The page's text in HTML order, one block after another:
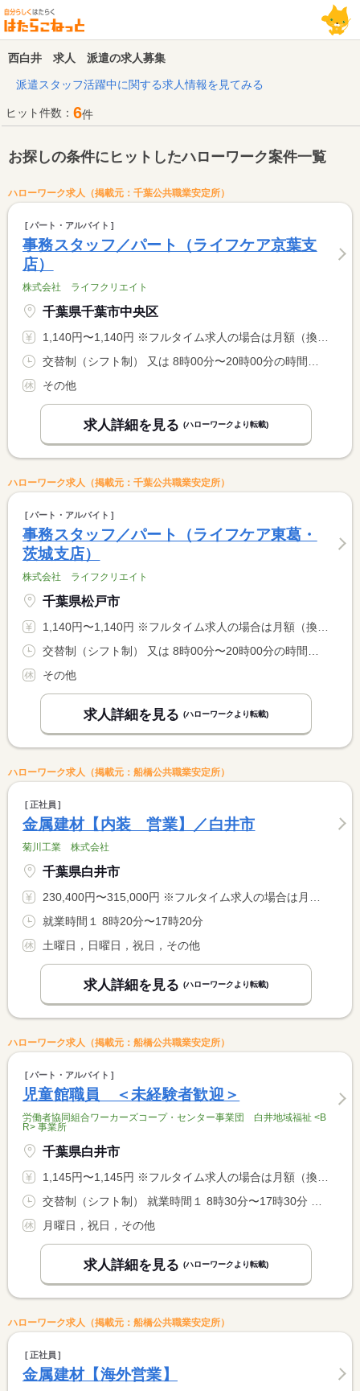
西白井 求人 派遣の求人募集
派遣スタッフ活躍中に関する求人情報を見てみる
ヒット件数： 6件
お探しの条件にヒットしたハローワーク案件一覧
ハローワーク求人（掲載元：千葉公共職業安定所）
パート・アルバイト
事務スタッフ／パート（ライフケア京葉支
店）
株式会社 ライフクリエイト
千葉県千葉市中央区
1,140円〜1,140円 ※フルタイム求人の場合は月額（換算額）、パート求人の場合は時間額を表示しています。
その他
求人詳細を見る (ハローワークより転載)
ハローワーク求人（掲載元：千葉公共職業安定所）
パート・アルバイト
事務スタッフ／パート（ライフケア東葛・
茨城支店）
株式会社 ライフクリエイト
千葉県松戸市
1,140円〜1,140円 ※フルタイム求人の場合は月額（換算額）、パート求人の場合は時間額を表示しています。
その他
求人詳細を見る (ハローワークより転載)
ハローワーク求人（掲載元：船橋公共職業安定所）
正社員
金属建材【内装 営業】／白井市
菊川工業 株式会社
千葉県白井市
230,400円〜315,000円 ※フルタイム求人の場合は月額（換算額）、パート求人の場合は時間額を表示しています。
就業時間１ 8時20分〜17時20分
土曜日，日曜日，祝日，その他
求人詳細を見る (ハローワークより転載)
ハローワーク求人（掲載元：船橋公共職業安定所）
パート・アルバイト
児童館職員 ＜未経験者歓迎＞
労働者協同組合ワーカーズコープ・センター事業団 白井地域福祉 <B
R> 事業所
千葉県白井市
1,145円〜1,145円 ※フルタイム求人の場合は月額（換算額）、パート求人の場合は時間額を表示しています。
月曜日，祝日，その他
求人詳細を見る (ハローワークより転載)
ハローワーク求人（掲載元：船橋公共職業安定所）
正社員
金属建材【海外営業】